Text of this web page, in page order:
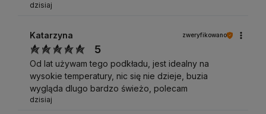
dzisiaj
Katarzyna zweryfikowano
5
Od lat używam tego podkładu, jest idealny na
wysokie temperatury, nic się nie dzieje, buzia
wygląda dlugo bardzo świeżo, polecam
dzisiaj